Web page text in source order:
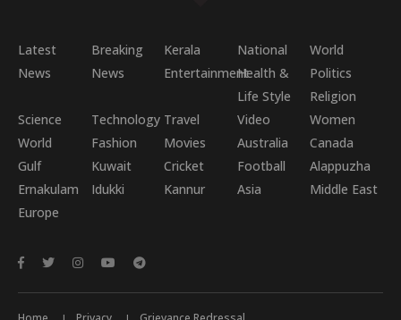
Latest
News
Breaking
News
Kerala National
World
EntertainmentHealth &
Life Style
Politics
Religion
Science
World
Technology Travel Video
Women
Fashion
Movies Australia
Canada
Gulf
Kuwait Cricket Football
Alappuzha
Ernakulam
Idukki Kannur Asia
Middle East
Europe